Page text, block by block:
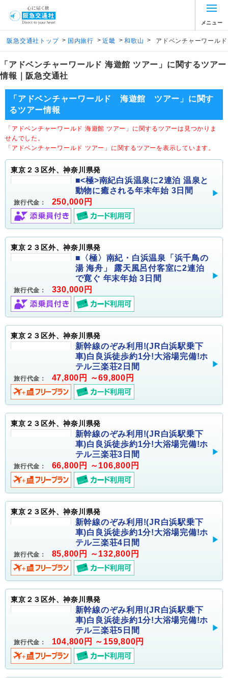
メニュー
阪急交通社トップ > 国内旅行 > 近畿 > 和歌山 > アドベンチャーワー
「アドベンチャーワールド 海遊館 ツアー」に関するツアー
情報｜阪急交通社
「アドベンチャーワールド 海遊館 ツアー」に関す
るツアー情報
「アドベンチャーワールド 海遊館 ツアー」に関するツアーは見つかりま
せんでした。
「アドベンチャーワールド ツアー」に関するツアーを表示しています。
東京２３区外、神奈川県発
■<極>南紀白浜温泉に2連泊 温泉と
動物に癒される年末年始 3日間
旅行代金： 250,000円
東京２３区外、神奈川県発
■〈極〉南紀・白浜温泉「浜千鳥の
湯 海舟」 露天風呂付客室に2連泊
で寛ぐ 年末年始 3日間
旅行代金： 330,000円
東京２３区外、神奈川県発
新幹線のぞみ利用!(JR白浜駅乗下
車)白良浜徒歩約1分!大浴場完備!ホ
テル三楽荘2日間
旅行代金： 47,800円 ～69,800円
東京２３区外、神奈川県発
新幹線のぞみ利用!(JR白浜駅乗下
車)白良浜徒歩約1分!大浴場完備!ホ
テル三楽荘3日間
旅行代金： 66,800円 ～106,800円
東京２３区外、神奈川県発
新幹線のぞみ利用!(JR白浜駅乗下
車)白良浜徒歩約1分!大浴場完備!ホ
テル三楽荘4日間
旅行代金： 85,800円 ～132,800円
東京２３区外、神奈川県発
新幹線のぞみ利用!(JR白浜駅乗下
車)白良浜徒歩約1分!大浴場完備!ホ
テル三楽荘5日間
旅行代金： 104,800円 ～159,800円